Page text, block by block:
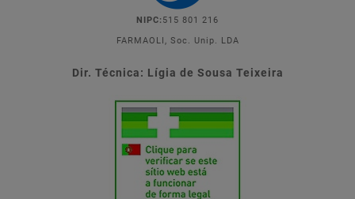
NIPC: 515 801 216
FARMAOLI, Soc. Unip. LDA
Dir. Técnica: Lígia de Sousa Teixeira